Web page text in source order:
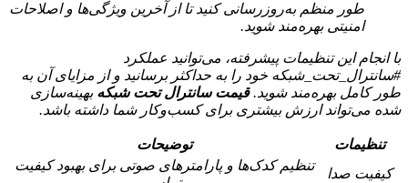
طور منظم به‌روزرسانی کنید تا از آخرین ویژگی‌ها و اصلاحات
امنیتی بهره‌مند شوید.
با انجام این تنظیمات پیشرفته، می‌توانید عملکرد
#سانترال_تحت_شبکه خود را به حداکثر برسانید و از مزایای آن به
طور کامل بهره‌مند شوید.قیمت سانترال تحت شبکه بهینه‌سازی
شده می‌تواند ارزش بیشتری برای کسب‌وکار شما داشته باشد.
تنظیمات
توضیحات
کیفیت صدا
تنظیم کدک‌ها و پارامترهای صوتی برای بهبود کیفیت